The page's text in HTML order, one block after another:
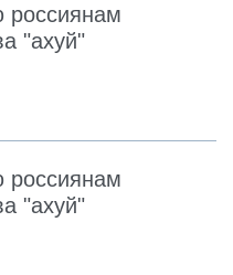
"ахуй"
"ахуй"